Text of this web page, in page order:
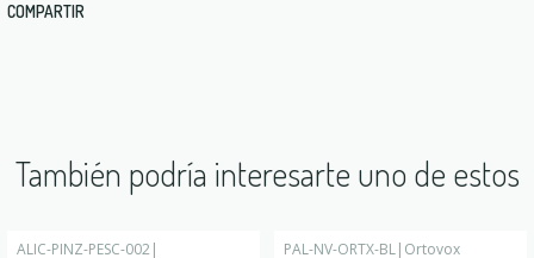
COMPARTIR
También podría interesarte uno de estos
ALIC-PINZ-PESC-002| PAL-NV-ORTX-BL| Ortovox